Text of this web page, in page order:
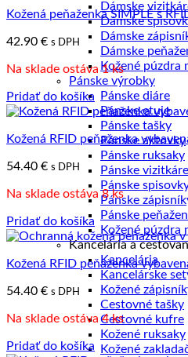
Dámske
Dámske
Dámske
Dámske
Kožené púzdra
Pánske výrobky
Pánske diáre
Pánske etuje
Pánske tašky
Pánske aktovky
Pánske ruksaky
Pánske vizitkáre
Pánske
Pánske
Pánske
Kožené púzdra
Kancelária a
Kancelária
Kancelárske
Kožené
Cestovné tašky
Cestovné kufre
Kožené ruksaky
Kožené
Kožená peňaženka SIMPLE s
42.90 € s DPH
Na sklade ostáva 1 ks
Pridať do košíka
Kožená RFID peňaženka
54.40 € s DPH
Na sklade ostáva 8 ks
Pridať do košíka
Kožená RFID peňaženka
54.40 € s DPH
Na sklade ostáva 4 ks
Pridať do košíka